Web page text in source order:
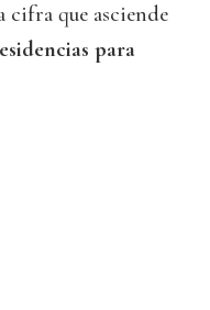
cifra que asciende
para